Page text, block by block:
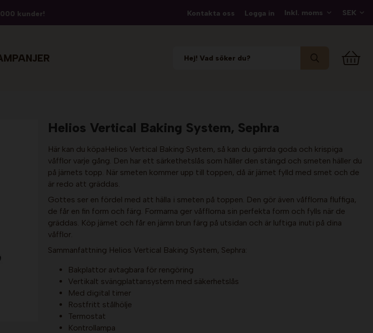
kunder! Kontakta oss Logga in
Helios Vertical Baking System, Sephra
Här kan du köpaHelios Vertical Baking System, så kan du gärrda goda och krispiga
våfflor varje gång. Den har ett särkethetslås som håller den stängd och smeten häller du
på järnets topp. När smeten kommer upp till toppen, då är järnet fylld med smet och de
är redo att gräddas.
Gottes ser en fördel med att hälla i smeten på toppen. Den gör även våfflorna fluffiga,
de får en fin form och färg. Formarna ger våfflorna sin perfekta form och fylls när de
gräddas. Köp järnet och får en jämn brun färg på utsidan och är luftiga inuti på dina
våfflor.
Sammanfattning Helios Vertical Baking System, Sephra:
Bakplattor avtagbara för rengöring
Vertikalt svängplattansystem med säkerhetslås
Med digital timer
Rostfritt stålhölje
Termostat
Kontrollampa